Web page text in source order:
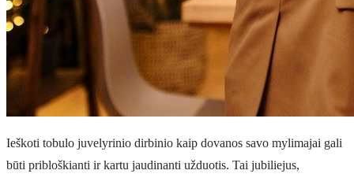
Ieškoti tobulo juvelyrinio dirbinio kaip dovanos savo mylimajai gali
būti pribloškianti ir kartu jaudinanti užduotis. Tai jubiliejus,